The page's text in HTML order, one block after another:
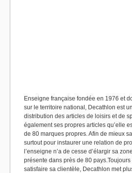
Enseigne française fondée en 1976 et
sur le territoire national, Decathlon est
distribution des articles de loisirs et de
également ses propres articles qu’elle
de 80 marques propres.Afin de mieux
surtout pour instaurer une relation de
l’enseigne n’a de cesse d’élargir sa
présente dans près de 80
satisfaire sa clientèle, Decathlon met